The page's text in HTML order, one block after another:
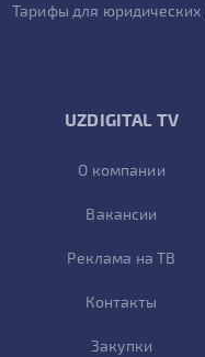
Тарифы для юридических
UZDIGITAL TV
О компании
Вакансии
Реклама на ТВ
Контакты
Закупки